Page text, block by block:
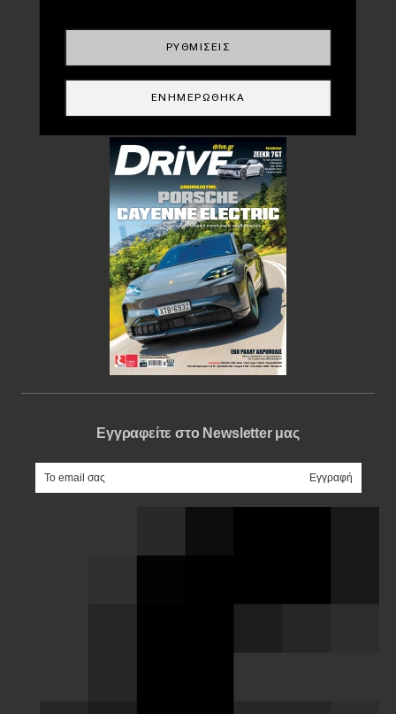
DRIVE USED
Περιοδικό
Εγγραφείτε στο Newsletter μας
e-mail
ΡΥΘΜΊΣΕΙΣ
ΕΝΗΜΕΡΏΘΗΚΑ